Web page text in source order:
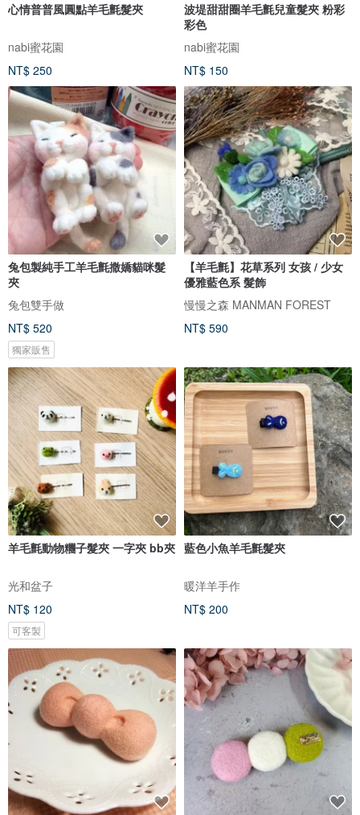
心情普普風圓點羊毛氈髮夾
nabi蜜花園
NT$ 250
波堤甜甜圈羊毛氈兒童髮夾 粉彩
彩色
nabi蜜花園
NT$ 150
兔包製純手工羊毛氈撒嬌貓咪髮
夾
兔包雙手做
NT$ 520
獨家販售
【羊毛氈】花草系列 女孩 / 少女
優雅藍色系 髮飾
慢慢之森 MANMAN FOREST
NT$ 590
羊毛氈動物糰子髮夾 一字夾 bb夾
光和盆子
NT$ 120
可客製
藍色小魚羊毛氈髮夾
暖洋羊手作
NT$ 200